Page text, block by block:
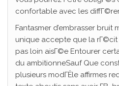
confortable avec les
Fantasmer d’embrasser bruit
unique accepte que la
pas loin aisГ©e Entourer
du ambitionneSauf Que
plusieurs modГЁle affirmes